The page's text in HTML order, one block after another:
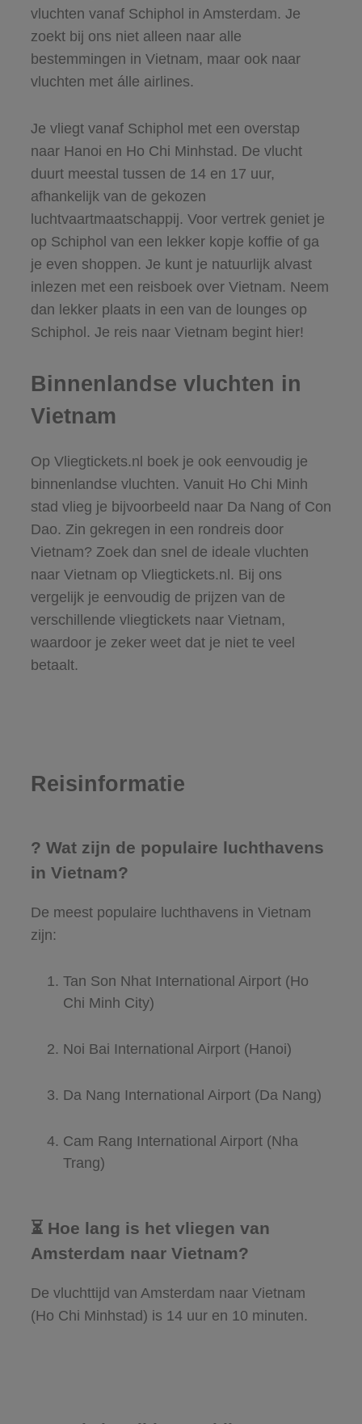
vluchten vanaf Schiphol in Amsterdam. Je
zoekt bij ons niet alleen naar alle
bestemmingen in Vietnam, maar ook naar
vluchten met álle airlines.
Je vliegt vanaf Schiphol met een overstap
naar Hanoi en Ho Chi Minhstad. De vlucht
duurt meestal tussen de 14 en 17 uur,
afhankelijk van de gekozen
luchtvaartmaatschappij. Voor vertrek geniet je
op Schiphol van een lekker kopje koffie of ga
je even shoppen. Je kunt je natuurlijk alvast
inlezen met een reisboek over Vietnam. Neem
dan lekker plaats in een van de lounges op
Schiphol. Je reis naar Vietnam begint hier!
Binnenlandse vluchten in
Vietnam
Op Vliegtickets.nl boek je ook eenvoudig je
binnenlandse vluchten. Vanuit Ho Chi Minh
stad vlieg je bijvoorbeeld naar Da Nang of Con
Dao. Zin gekregen in een rondreis door
Vietnam? Zoek dan snel de ideale vluchten
naar Vietnam op Vliegtickets.nl. Bij ons
vergelijk je eenvoudig de prijzen van de
verschillende vliegtickets naar Vietnam,
waardoor je zeker weet dat je niet te veel
betaalt.
Reisinformatie
? Wat zijn de populaire luchthavens
in Vietnam?
De meest populaire luchthavens in Vietnam
zijn:
Tan Son Nhat International Airport (Ho
Chi Minh City)
Noi Bai International Airport (Hanoi)
Da Nang International Airport (Da Nang)
Cam Rang International Airport (Nha
Trang)
⏳ Hoe lang is het vliegen van
Amsterdam naar Vietnam?
De vluchttijd van Amsterdam naar Vietnam
(Ho Chi Minhstad) is 14 uur en 10 minuten.